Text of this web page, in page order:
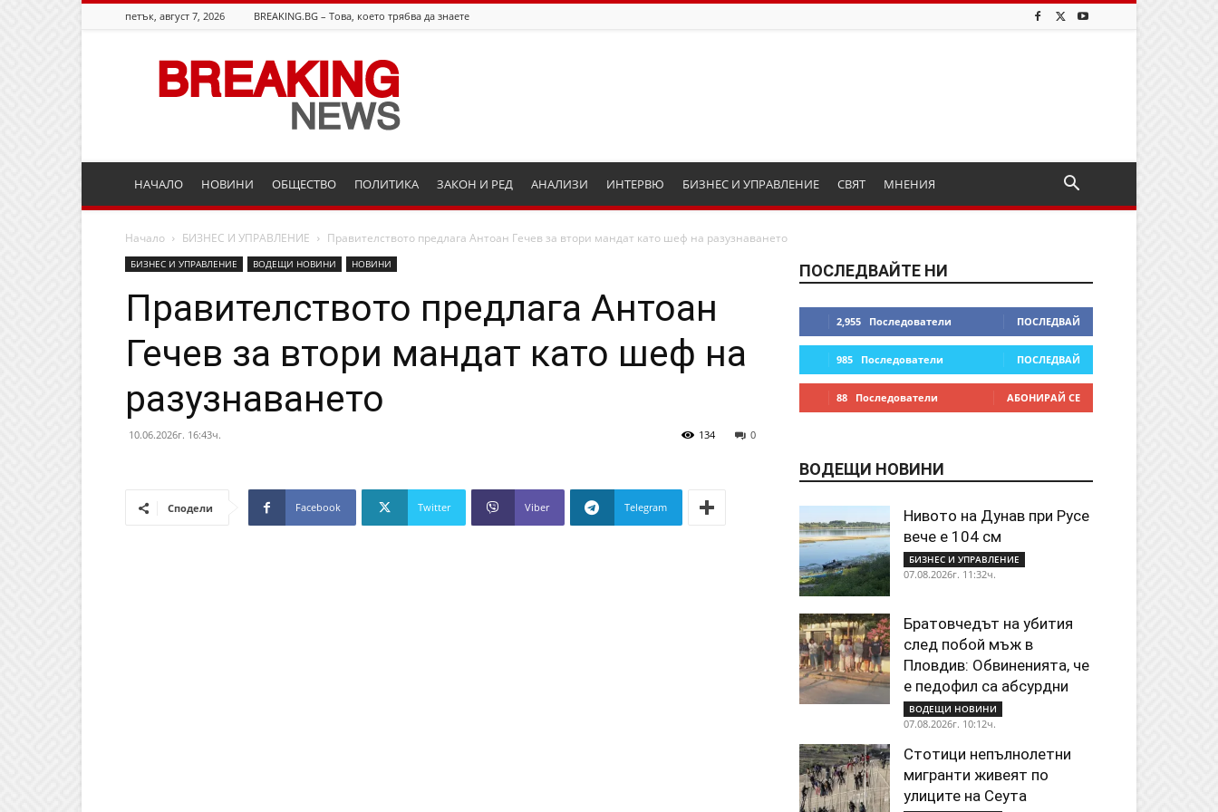
петък, август 7, 2026 BREAKING.BG – Това, което трябва да знаете
Breaking.bg
НАЧАЛО НОВИНИ ОБЩЕСТВО ПОЛИТИКА ЗАКОН И РЕД АНАЛИЗИ ИНТЕРВЮ БИЗНЕС И УПРАВЛЕНИЕ СВЯТ МНЕНИЯ
Начало БИЗНЕС И УПРАВЛЕНИЕ Правителството предлага Антоан Гечев за втори мандат като шеф на разузнаването
БИЗНЕС И УПРАВЛЕНИЕ ВОДЕЩИ НОВИНИ НОВИНИ
Правителството предлага Антоан
Гечев за втори мандат като шеф на
разузнаването
10.06.2026г. 16:43ч. 0
134
Сподели Facebook Twitter Viber Telegram
ПОСЛЕДВАЙТЕ НИ
2,955 Последователи ПОСЛЕДВАЙ
985 Последователи ПОСЛЕДВАЙ
88 Последователи АБОНИРАЙ СЕ
ВОДЕЩИ НОВИНИ
Нивото на Дунав при Русе
вече е 104 см
БИЗНЕС И УПРАВЛЕНИЕ
07.08.2026г. 11:32ч.
Братовчедът на убития
след побой мъж в
Пловдив: Обвиненията, че
е педофил са абсурдни
ВОДЕЩИ НОВИНИ
07.08.2026г. 10:12ч.
Стотици непълнолетни
мигранти живеят по
улиците на Сеута